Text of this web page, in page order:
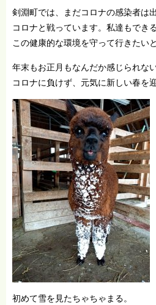
剣淵町では、まだコロナの感染者は
コロナと戦っています。私達もでき
この健康的な環境を守って行きたい
年末もお正月もなんだか感じられな
コロナに負けず、元気に新しい春を
初めて雪を見たちゃちゃまる。